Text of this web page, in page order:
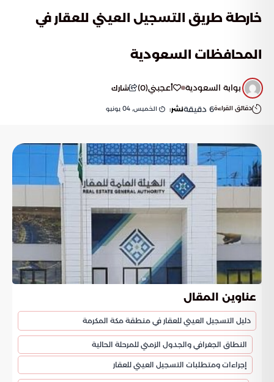
خارطة طريق التسجيل العيني للعقار في
المحافظات السعودية
بوابة السعودية أعجبني(
0
) شارك
دقائق القراءة6 دقيقةنشر: الخميس, 04 يونيو
عناوين المقال
دليل التسجيل العيني للعقار في منطقة مكة المكرمة
النطاق الجغرافي والجدول الزمني للمرحلة الحالية
إجراءات ومتطلبات التسجيل العيني للعقار